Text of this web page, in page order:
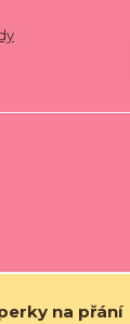
na přání